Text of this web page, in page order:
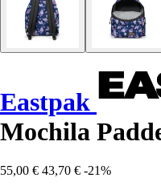
Eastpak
Mochila
55,00 € 43,70 € -21%